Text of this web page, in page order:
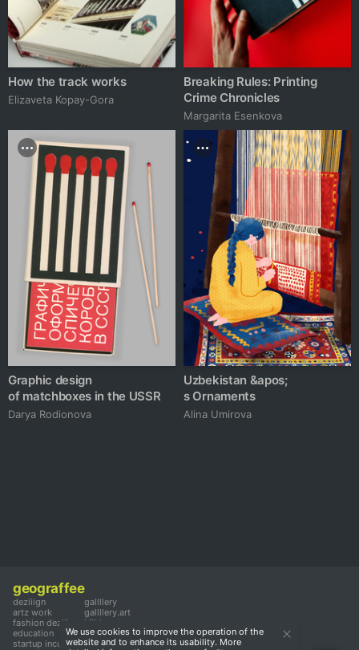
How the track works
Elizaveta Kopay-Gora
Breaking Rules: Printing
Crime Chronicles
Margarita Esenkova
Graphic design
of matchboxes in the USSR
Darya Rodionova
Uzbekistan &apos;
s Ornaments
Alina Umirova
geograffee
deziiign
artz work
fashion deziiign
education
startup incubator
gallllery
gallllery.art
kiiids.art
We use cookies to improve the operation of the
website and to enhance its usability. More